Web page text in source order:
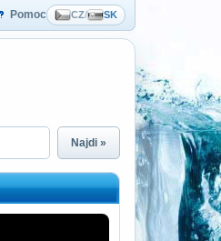
Pomoc CZ/ SK
Najdi »